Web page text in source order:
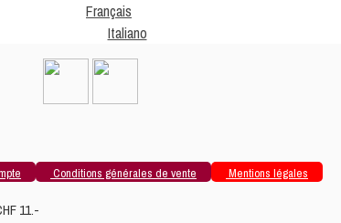
Français
Italiano
Conditions générales de vente Mentions légales
11.-